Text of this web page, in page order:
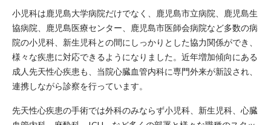
小児科は鹿児島大学病院だけでなく、鹿児島市立病院、鹿児島生
協病院、鹿児島医療センター、鹿児島市医師会病院など多数の病
院の小児科、新生児科との間にしっかりとした協力関係ができ、
様々な疾患に対応できるようになりました。近年増加傾向にある
成人先天性心疾患も、当院心臓血管内科に専門外来が新設され、
連携しながら診察を行っています。
先天性心疾患の手術では外科のみならず小児科、新生児科、心臓